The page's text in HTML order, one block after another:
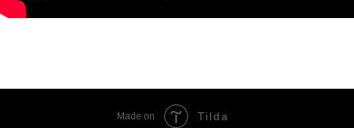
Made on Tilda